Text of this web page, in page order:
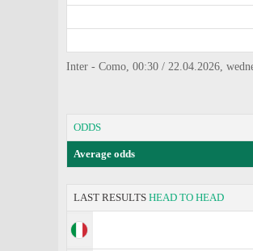
Inter - Como, 00:30 / 22.04.2026,
ODDS
Average odds
LAST RESULTS HEAD TO HEAD